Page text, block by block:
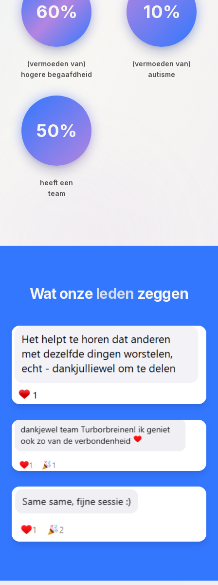
60%
(vermoeden van)
hogere begaafdheid
10%
(vermoeden van)
autisme
50%
heeft een
team
Wat onze leden zeggen